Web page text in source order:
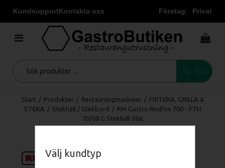
KundsupportKontakta oss Företag Privat
Välj kundtyp
Start / Produkter / Restaurangmaskiner / FRITERA, GRILLA &
STEKA / Stekhäll / Stekbord / RM Gastro Redfox 700 - FTH
70/08 G Stekhäll Slät